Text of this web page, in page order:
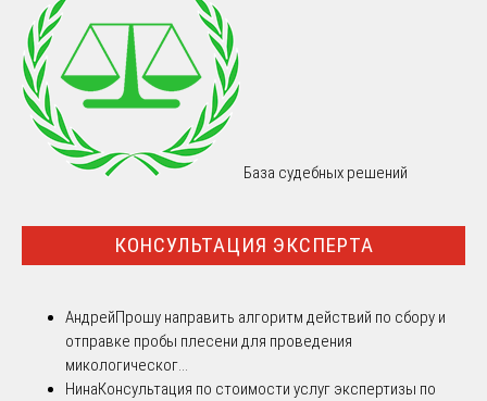
База судебных решений
КОНСУЛЬТАЦИЯ ЭКСПЕРТА
АндрейПрошу направить алгоритм действий по сбору и
отправке пробы плесени для проведения
микологическог...
НинаКонсультация по стоимости услуг экспертизы по